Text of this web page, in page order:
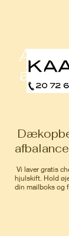
Alt i
Vi laver gratis
hjulskift. Hold
din mailboks og